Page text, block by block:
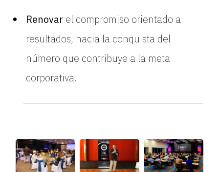
Renovar el compromiso orientado a
resultados, hacia la conquista del
número que contribuye a la meta
corporativa.